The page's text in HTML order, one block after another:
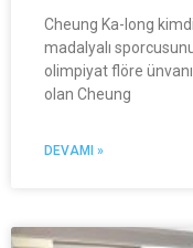
Cheung Ka-long
madalyalı
olimpiyat flöre
olan Cheung
DEVAMI »